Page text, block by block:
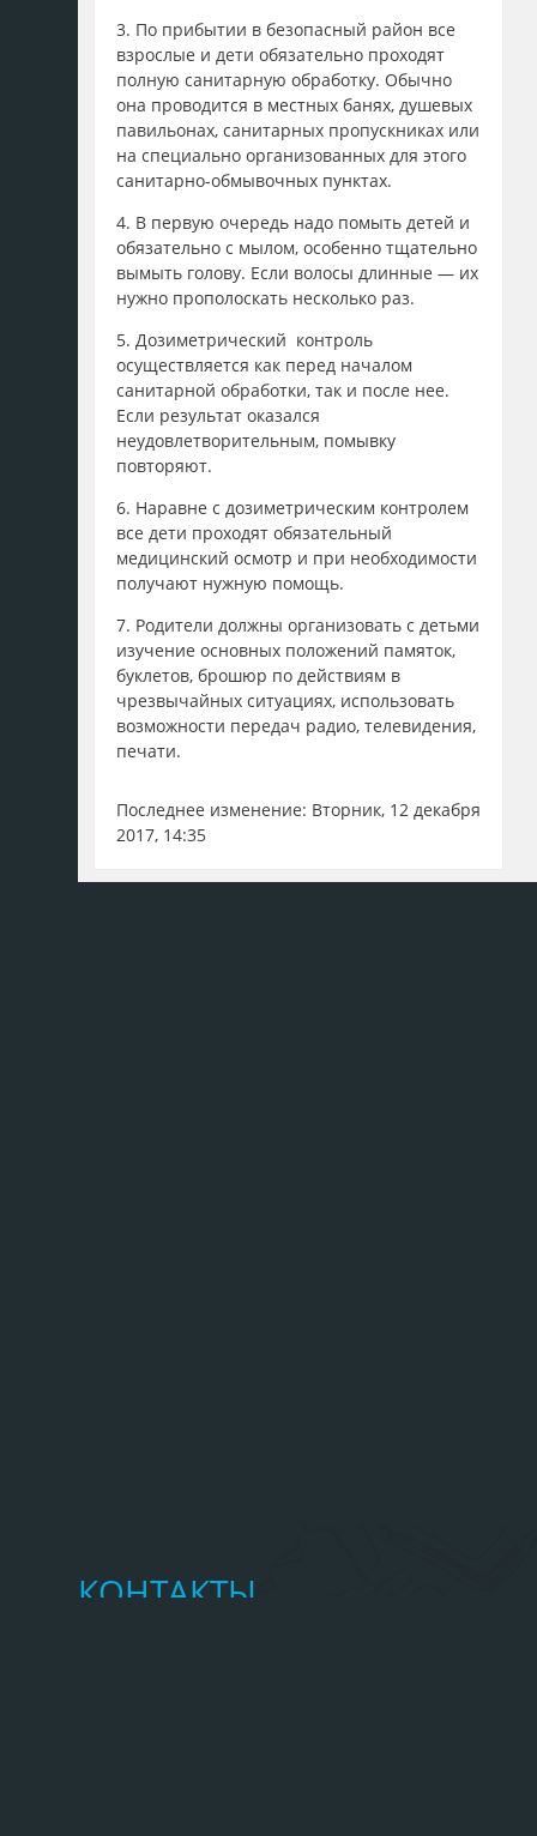
3. По прибытии в безопасный район все
взрослые и дети обязательно проходят
полную санитарную обработку. Обычно
она проводится в местных банях, душевых
павильонах, санитарных пропускниках или
на специально организованных для этого
санитарно-обмывочных пунктах.
4. В первую очередь надо помыть детей и
обязательно с мылом, особенно тщательно
вымыть голову. Если волосы длинные — их
нужно прополоскать несколько раз.
5. Дозиметрический контроль
осуществляется как перед началом
санитарной обработки, так и после нее.
Если результат оказался
неудовлетворительным, помывку
повторяют.
6. Наравне с дозиметрическим контролем
все дети проходят обязательный
медицинский осмотр и при необходимости
получают нужную помощь.
7. Родители должны организовать с детьми
изучение основных положений памяток,
буклетов, брошюр по действиям в
чрезвычайных ситуациях, использовать
возможности передач радио, телевидения,
печати.
Последнее изменение: Вторник, 12 декабря
2017, 14:35
КОНТАКТЫ